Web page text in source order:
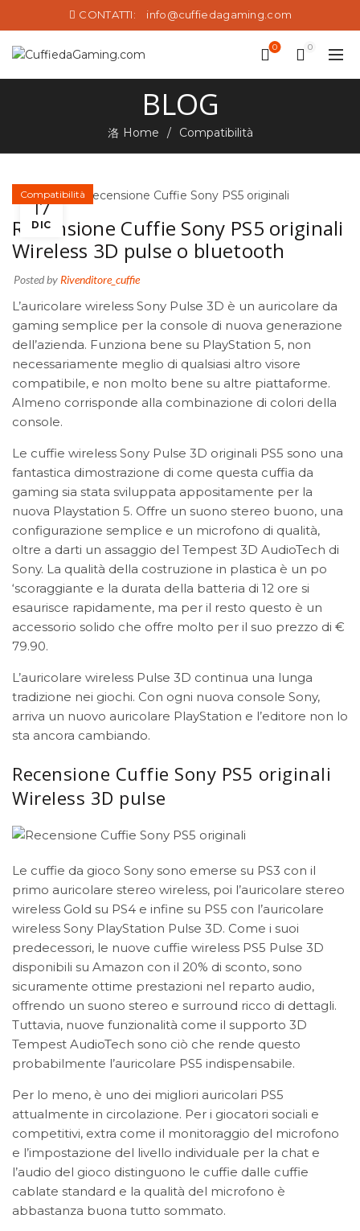
CONTATTI: info@cuffiedagaming.com
0 0
BLOG
Home Compatibilità
17
DIC
Compatibilità
Recensione Cuffie Sony PS5 originali
Wireless 3D pulse o bluetooth
Posted by Rivenditore_cuffie
L’auricolare wireless Sony Pulse 3D è un auricolare da
gaming semplice per la console di nuova generazione
dell’azienda. Funziona bene su PlayStation 5, non
necessariamente meglio di qualsiasi altro visore
compatibile, e non molto bene su altre piattaforme.
Almeno corrisponde alla combinazione di colori della
console.
Le cuffie wireless Sony Pulse 3D originali PS5 sono una
fantastica dimostrazione di come questa cuffia da
gaming sia stata sviluppata appositamente per la
nuova Playstation 5. Offre un suono stereo buono, una
configurazione semplice e un microfono di qualità,
oltre a darti un assaggio del Tempest 3D AudioTech di
Sony. La qualità della costruzione in plastica è un po
‘scoraggiante e la durata della batteria di 12 ore si
esaurisce rapidamente, ma per il resto questo è un
accessorio solido che offre molto per il suo prezzo di €
79.90.
L’auricolare wireless Pulse 3D continua una lunga
tradizione nei giochi. Con ogni nuova console Sony,
arriva un nuovo auricolare PlayStation e l’editore non lo
sta ancora cambiando.
Recensione Cuffie Sony PS5 originali
Wireless 3D pulse
Le cuffie da gioco Sony sono emerse su PS3 con il
primo auricolare stereo wireless, poi l’auricolare stereo
wireless Gold su PS4 e infine su PS5 con l’auricolare
wireless Sony PlayStation Pulse 3D. Come i suoi
predecessori, le nuove cuffie wireless PS5 Pulse 3D
disponibili su Amazon con il 20% di sconto, sono
sicuramente ottime prestazioni nel reparto audio,
offrendo un suono stereo e surround ricco di dettagli.
Tuttavia, nuove funzionalità come il supporto 3D
Tempest AudioTech sono ciò che rende questo
probabilmente l’auricolare PS5 indispensabile.
Per lo meno, è uno dei migliori auricolari PS5
attualmente in circolazione. Per i giocatori sociali e
competitivi, extra come il monitoraggio del microfono
e l’impostazione del livello individuale per la chat e
l’audio del gioco distinguono le cuffie dalle cuffie
cablate standard e la qualità del microfono è
abbastanza buona tutto sommato.